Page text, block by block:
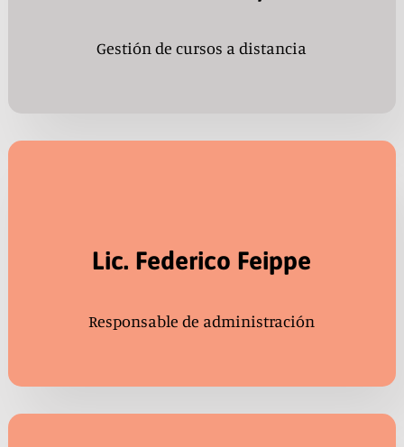
Gestión de cursos a distancia
Lic. Federico Feippe
Responsable de administración